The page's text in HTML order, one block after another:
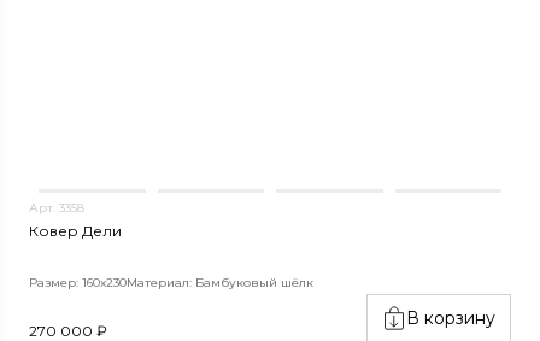
Арт. 3358
Ковер Дели
Размер: 160х230Материал: Бамбуковый шёлк
270 000 ₽
В корзину